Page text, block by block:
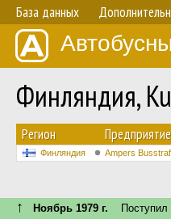
База данных
Финляндия,
Регион Предприятие
Финляндия Ampers
↑ Ноябрь 1979 г. Поступил